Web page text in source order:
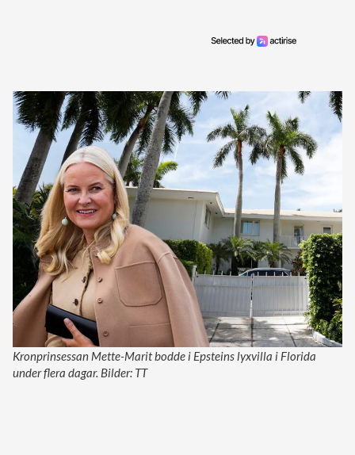
Kronprinsessan Mette-Marit bodde i Epsteins lyxvilla i Florida
under flera dagar. Bilder: TT